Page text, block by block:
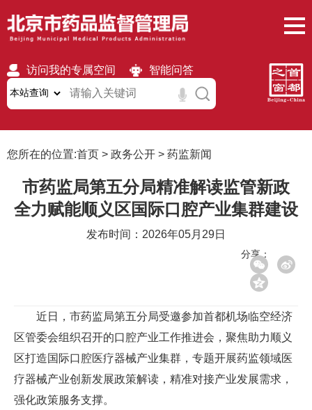
访问我的专属空间 智能问答
无障碍 繁體 移动版
您所在的位置:首页 > 政务公开 > 药监新闻
市药监局第五分局精准解读监管新政
全力赋能顺义区国际口腔产业集群建设
发布时间：2026年05月29日
分享：
近日，市药监局第五分局受邀参加首都机场临空经济
区管委会组织召开的口腔产业工作推进会，聚焦助力顺义
区打造国际口腔医疗器械产业集群，专题开展药监领域医
疗器械产业创新发展政策解读，精准对接产业发展需求，
强化政策服务支撑。